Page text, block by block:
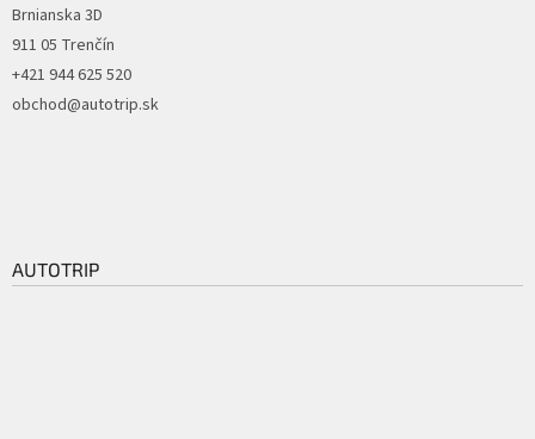
Brnianska 3D
911 05 Trenčín
+421 944 625 520
obchod@autotrip.sk
AUTOTRIP